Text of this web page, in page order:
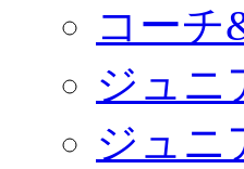
コーチ
ジュニ
ジュニ